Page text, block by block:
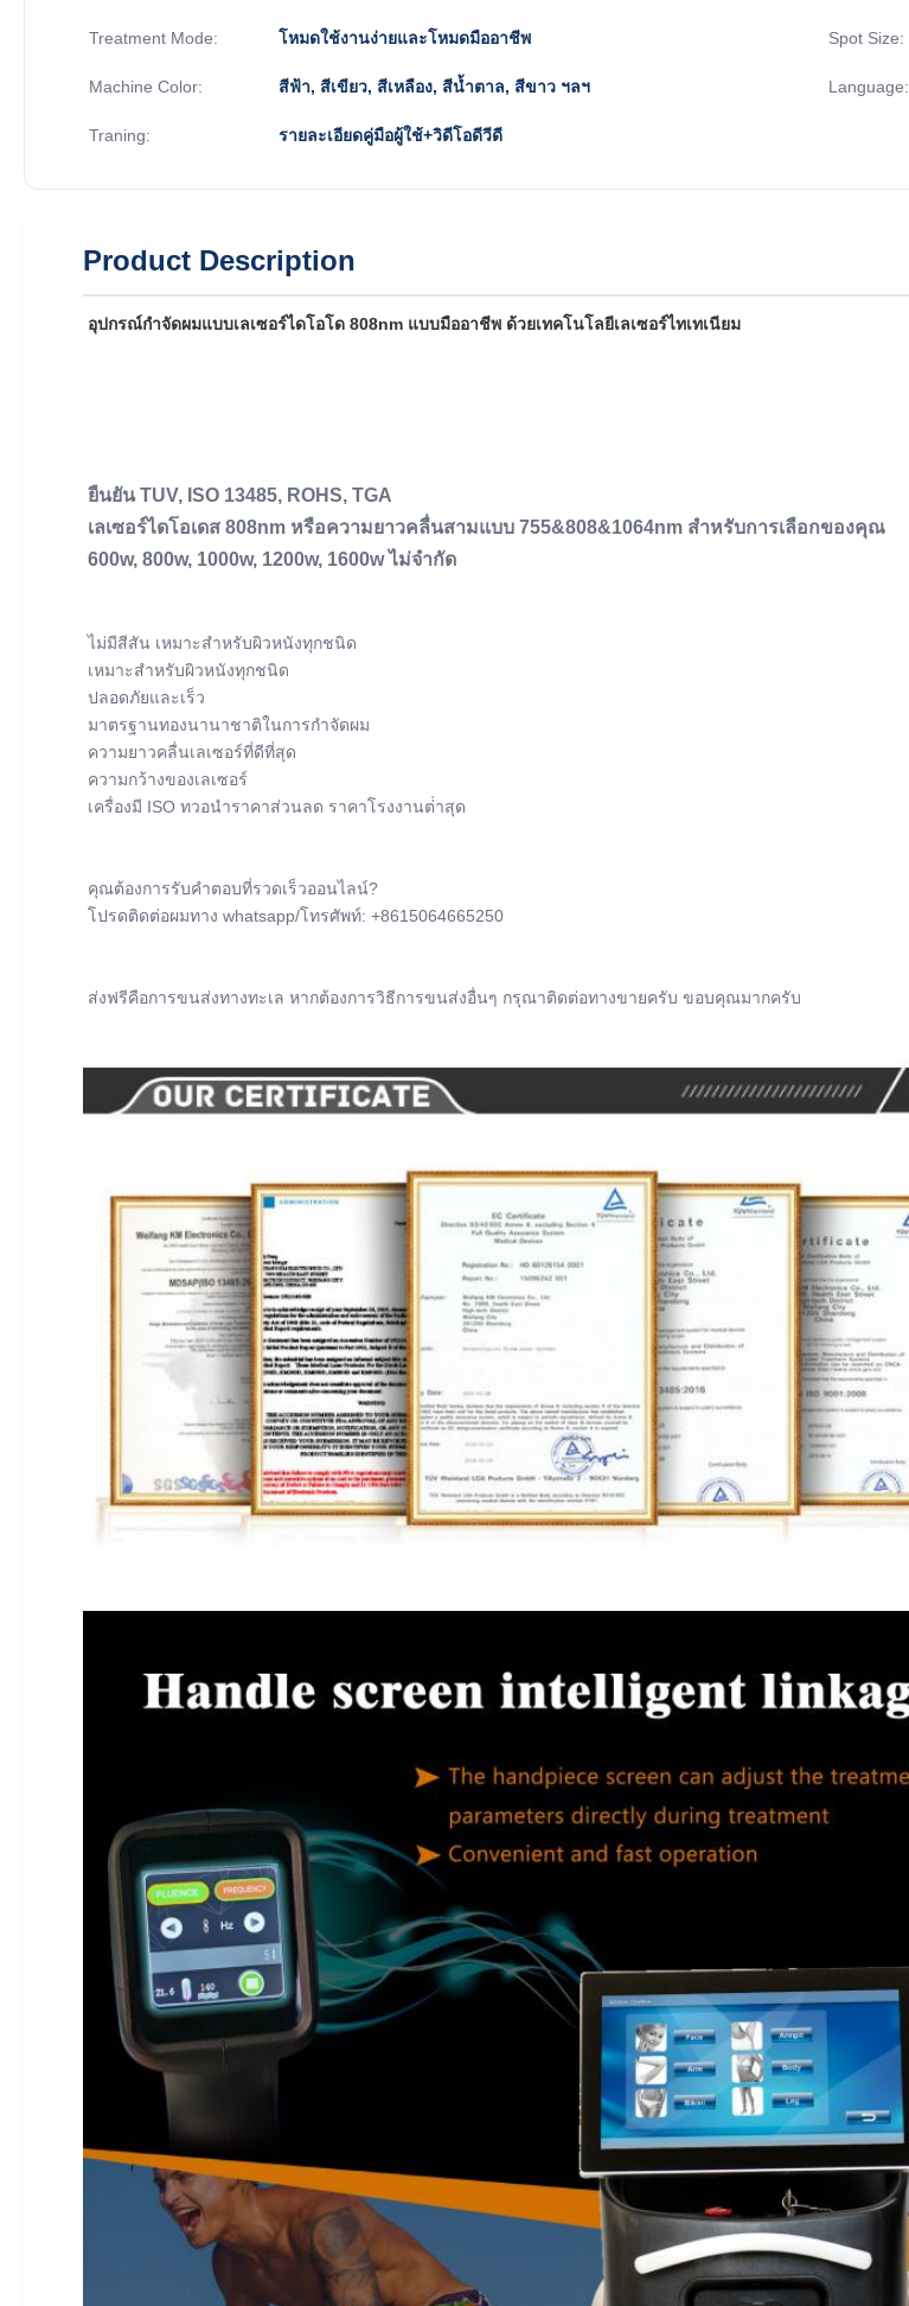
Treatment Mode: โหมดใช้งานง่ายและโหมดมืออาชีพ Spot Size:
Machine Color: สีฟ้า, สีเขียว, สีเหลือง, สีน้ำตาล, สีขาว ฯลฯ Language:
Traning: รายละเอียดคู่มือผู้ใช้+วิดีโอดีวีดี
Product Description
อุปกรณ์กําจัดผมแบบเลเซอร์ไดโอโด 808nm แบบมืออาชีพ ด้วยเทคโนโลยีเลเซอร์ไทเทเนียม
ยืนยัน TUV, ISO 13485, ROHS, TGA
เลเซอร์ไดโอเดส 808nm หรือความยาวคลื่นสามแบบ 755&808&1064nm สําหรับการเลือกของคุณ
600w, 800w, 1000w, 1200w, 1600w ไม่จํากัด
ไม่มีสีสัน เหมาะสําหรับผิวหนังทุกชนิด
เหมาะสําหรับผิวหนังทุกชนิด
ปลอดภัยและเร็ว
มาตรฐานทองนานาชาติในการกําจัดผม
ความยาวคลื่นเลเซอร์ที่ดีที่สุด
ความกว้างของเลเซอร์
เครื่องมี ISO ทวอนําราคาส่วนลด ราคาโรงงานต่ําสุด
คุณต้องการรับคําตอบที่รวดเร็วออนไลน์?
โปรดติดต่อผมทาง whatsapp/โทรศัพท์: +8615064665250
ส่งฟรีคือการขนส่งทางทะเล หากต้องการวิธีการขนส่งอื่นๆ กรุณาติดต่อทางขายครับ ขอบคุณมากครับ